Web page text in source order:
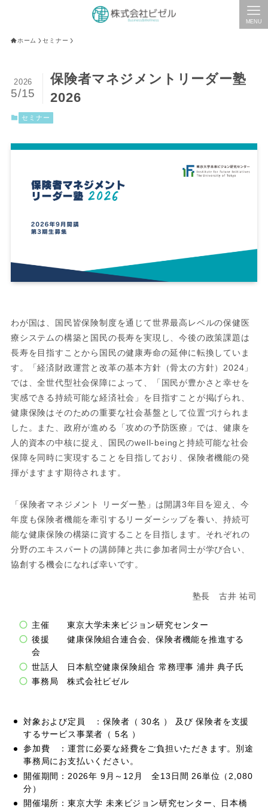
MENU
ホーム セミナー
保険者マネジメントリーダー塾
2026
2026
5/15
セミナー
わが国は、国民皆保険制度を通じて世界最高レベルの保健医
療システムの構築と国民の長寿を実現し、今後の政策課題は
長寿を目指すことから国民の健康寿命の延伸に転換していま
す。「経済財政運営と改革の基本方針（骨太の方針）2024」
では、全世代型社会保障によって、「国民が豊かさと幸せを
実感できる持続可能な経済社会」を目指すことが掲げられ、
健康保険はそのための重要な社会基盤として位置づけられま
した。また、政府が進める「攻めの予防医療」では、健康を
人的資本の中核に捉え、国民のwell-beingと持続可能な社会
保障を同時に実現することを目指しており、保険者機能の発
揮がますます期待されます。
「保険者マネジメント リーダー塾」は開講3年目を迎え、今
年度も保険者機能を牽引するリーダーシップを養い、持続可
能な健康保険の構築に資することを目指します。それぞれの
分野のエキスパートの講師陣と共に参加者同士が学び合い、
協創する機会になれば幸いです。
塾長 古井 祐司
主催 東京大学未来ビジョン研究センター
後援 健康保険組合連合会、保険者機能を推進する
会
世話⼈ ⽇本航空健康保険組合 常務理事 浦井 典⼦⽒
事務局 株式会社ビゼル
対象および定員 ：保険者（ 30名 ） 及び 保険者を支援
するサービス事業者（ 5名 ）
参加費 ：運営に必要な経費をご負担いただきます。別途
事務局にお支払いください。
開催期間：2026年 9月～12月 全13日間 26単位（2,080
分）
開催場所：東京大学 未来ビジョン研究センター、日本橋